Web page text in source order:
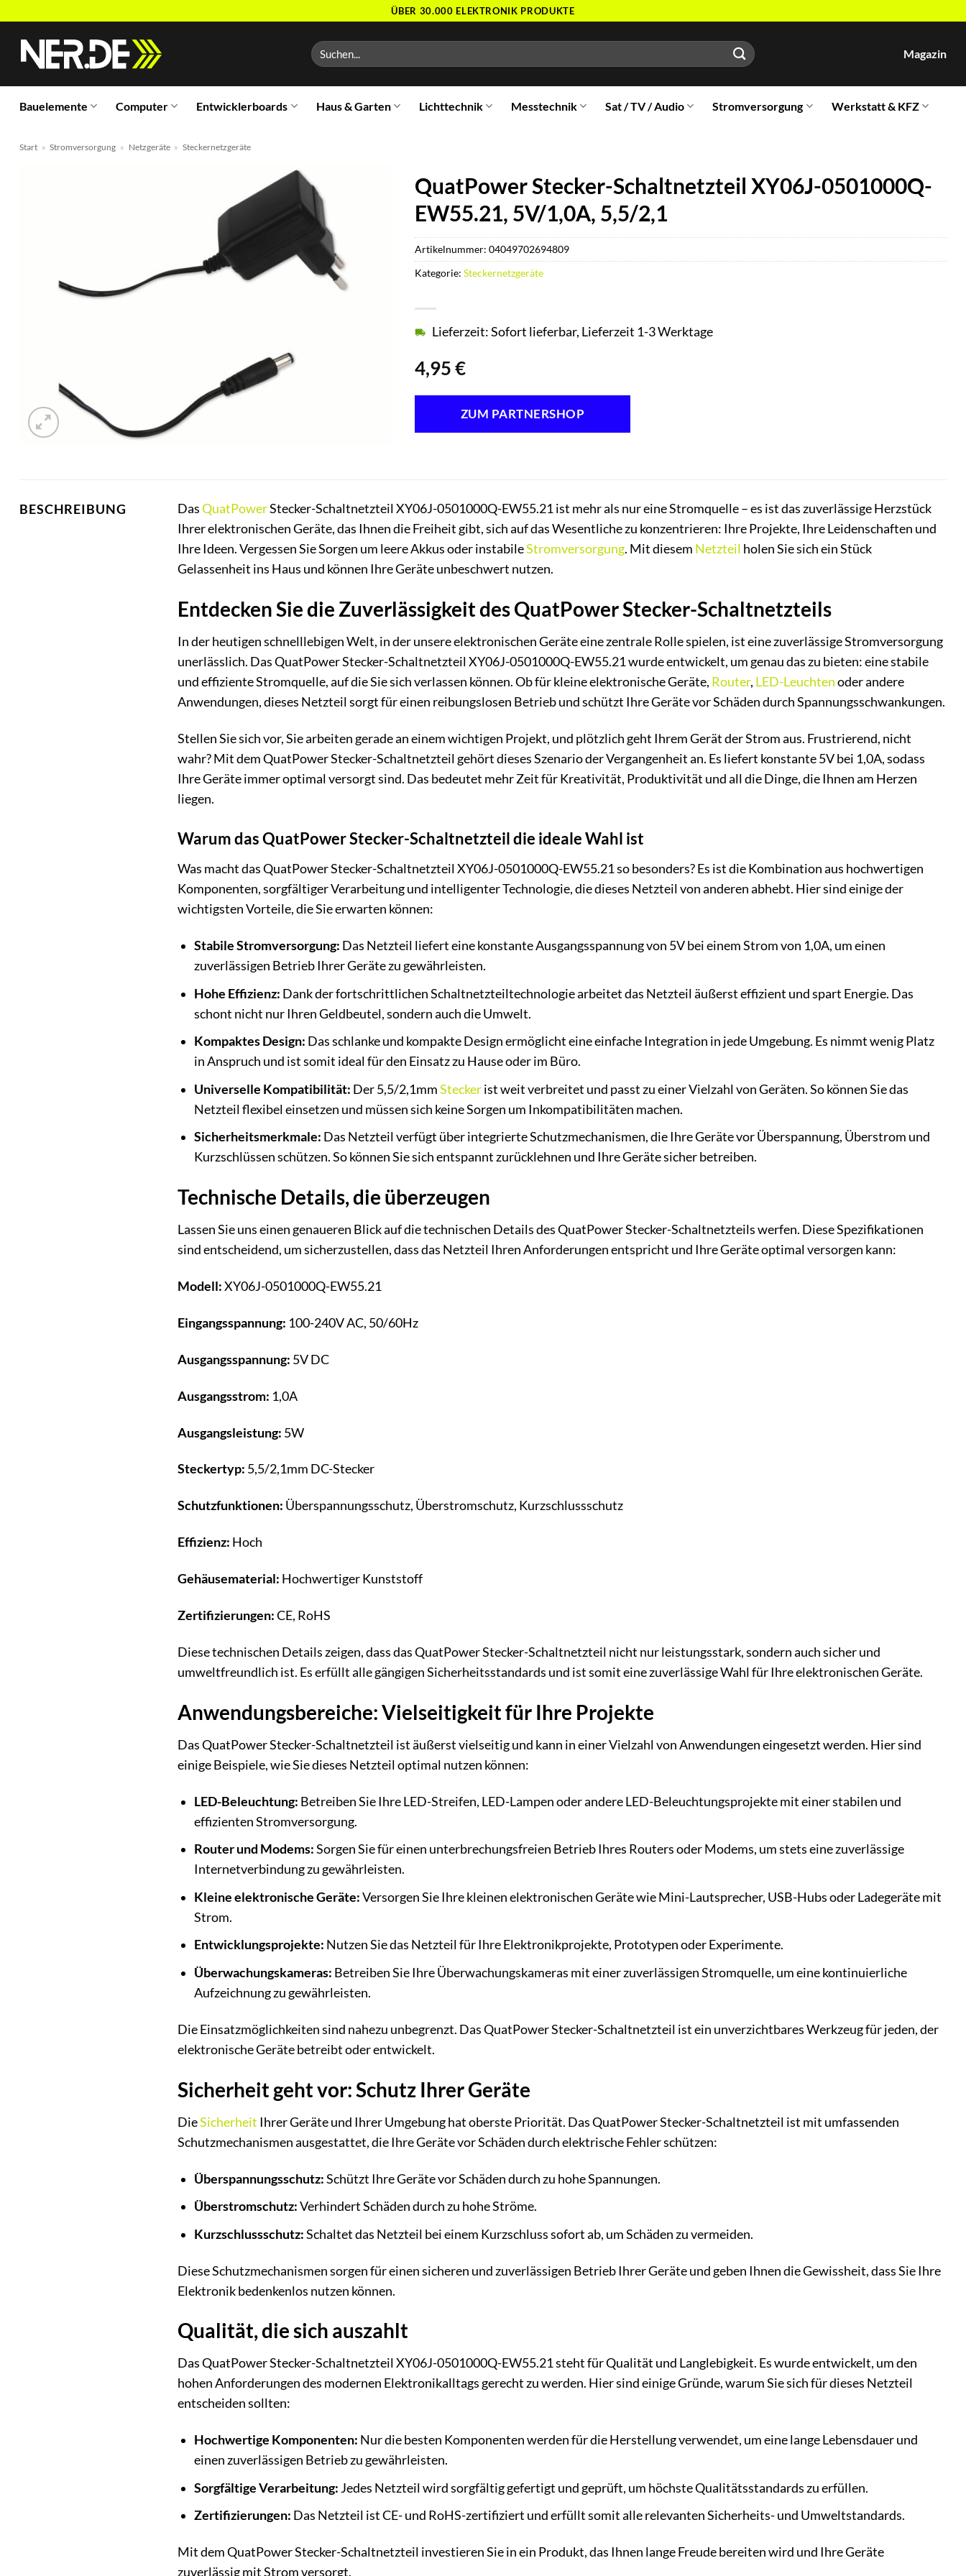
springen
ÜBER 30.000 ELEKTRONIK PRODUKTE
Suchen
nach:
Magazin
Bauelemente Computer Entwicklerboards Haus & Garten Lichttechnik Messtechnik Sat / TV / Audio Stromversorgung Werkstatt & KFZ
Start » Stromversorgung » Netzgeräte » Steckernetzgeräte
QuatPower Stecker-Schaltnetzteil XY06J-0501000Q-
EW55.21, 5V/1,0A, 5,5/2,1
4,95€
Lieferzeit: Sofort lieferbar, Lieferzeit 1-3 Werktage
ZUM PARTNERSHOP
Artikelnummer: 04049702694809
Kategorie: Steckernetzgeräte
BESCHREIBUNG DasQuatPowerStecker-Schaltnetzteil XY06J-0501000Q-EW55.21 ist mehr als nur eine Stromquelle – es ist das zuverlässige Herzstück
Ihrer elektronischen Geräte, das Ihnen die Freiheit gibt, sich auf das Wesentliche zu konzentrieren: Ihre Projekte, Ihre Leidenschaften und
Ihre Ideen. Vergessen Sie Sorgen um leere Akkus oder instabileStromversorgung. Mit diesem Netzteil holen Sie sich ein Stück
Gelassenheit ins Haus und können Ihre Geräte unbeschwert nutzen.
Entdecken Sie die Zuverlässigkeit des QuatPower Stecker-Schaltnetzteils
In der heutigen schnelllebigen Welt, in der unsere elektronischen Geräte eine zentrale Rolle spielen, ist eine zuverlässige Stromversorgung
unerlässlich. Das QuatPower Stecker-Schaltnetzteil XY06J-0501000Q-EW55.21 wurde entwickelt, um genau das zu bieten: eine stabile
und effiziente Stromquelle, auf die Sie sich verlassen können. Ob für kleine elektronische Geräte, Router, LED-Leuchtenoder andere
Anwendungen, dieses Netzteil sorgt für einen reibungslosen Betrieb und schützt Ihre Geräte vor Schäden durch Spannungsschwankungen.
Stellen Sie sich vor, Sie arbeiten gerade an einem wichtigen Projekt, und plötzlich geht Ihrem Gerät der Strom aus. Frustrierend, nicht
wahr? Mit dem QuatPower Stecker-Schaltnetzteil gehört dieses Szenario der Vergangenheit an. Es liefert konstante 5V bei 1,0A, sodass
Ihre Geräte immer optimal versorgt sind. Das bedeutet mehr Zeit für Kreativität, Produktivität und all die Dinge, die Ihnen am Herzen
liegen.
Warum das QuatPower Stecker-Schaltnetzteil die ideale Wahl ist
Was macht das QuatPower Stecker-Schaltnetzteil XY06J-0501000Q-EW55.21 so besonders? Es ist die Kombination aus hochwertigen
Komponenten, sorgfältiger Verarbeitung und intelligenter Technologie, die dieses Netzteil von anderen abhebt. Hier sind einige der
wichtigsten Vorteile, die Sie erwarten können:
Stabile Stromversorgung: Das Netzteil liefert eine konstante Ausgangsspannung von 5V bei einem Strom von 1,0A, um einen
zuverlässigen Betrieb Ihrer Geräte zu gewährleisten.
Hohe Effizienz: Dank der fortschrittlichen Schaltnetzteiltechnologie arbeitet das Netzteil äußerst effizient und spart Energie. Das
schont nicht nur Ihren Geldbeutel, sondern auch die Umwelt.
Kompaktes Design: Das schlanke und kompakte Design ermöglicht eine einfache Integration in jede Umgebung. Es nimmt wenig Platz
in Anspruch und ist somit ideal für den Einsatz zu Hause oder im Büro.
Universelle Kompatibilität: Der 5,5/2,1mmSteckerist weit verbreitet und passt zu einer Vielzahl von Geräten. So können Sie das
Netzteil flexibel einsetzen und müssen sich keine Sorgen um Inkompatibilitäten machen.
Sicherheitsmerkmale: Das Netzteil verfügt über integrierte Schutzmechanismen, die Ihre Geräte vor Überspannung, Überstrom und
Kurzschlüssen schützen. So können Sie sich entspannt zurücklehnen und Ihre Geräte sicher betreiben.
Technische Details, die überzeugen
Lassen Sie uns einen genaueren Blick auf die technischen Details des QuatPower Stecker-Schaltnetzteils werfen. Diese Spezifikationen
sind entscheidend, um sicherzustellen, dass das Netzteil Ihren Anforderungen entspricht und Ihre Geräte optimal versorgen kann:
Modell:XY06J-0501000Q-EW55.21
Eingangsspannung: 100-240V AC, 50/60Hz
Ausgangsspannung: 5V DC
Ausgangsstrom: 1,0A
Ausgangsleistung: 5W
Steckertyp: 5,5/2,1mm DC-Stecker
Schutzfunktionen: Überspannungsschutz, Überstromschutz, Kurzschlussschutz
Effizienz: Hoch
Gehäusematerial: Hochwertiger Kunststoff
Zertifizierungen:CE, RoHS
Diese technischen Details zeigen, dass das QuatPower Stecker-Schaltnetzteil nicht nur leistungsstark, sondern auch sicher und
umweltfreundlich ist. Es erfüllt alle gängigen Sicherheitsstandards und ist somit eine zuverlässige Wahl für Ihre elektronischen Geräte.
Anwendungsbereiche: Vielseitigkeit für Ihre Projekte
Das QuatPower Stecker-Schaltnetzteil ist äußerst vielseitig und kann in einer Vielzahl von Anwendungen eingesetzt werden. Hier sind
einige Beispiele, wie Sie dieses Netzteil optimal nutzen können:
LED-Beleuchtung: Betreiben Sie Ihre LED-Streifen, LED-Lampen oder andere LED-Beleuchtungsprojekte mit einer stabilen und
effizienten Stromversorgung.
Router und Modems:Sorgen Sie für einen unterbrechungsfreien Betrieb Ihres Routers oder Modems, um stets eine zuverlässige
Internetverbindung zu gewährleisten.
Kleine elektronische Geräte:Versorgen Sie Ihre kleinen elektronischen Geräte wie Mini-Lautsprecher, USB-Hubs oder Ladegeräte mit
Strom.
Entwicklungsprojekte: Nutzen Sie das Netzteil für Ihre Elektronikprojekte, Prototypen oder Experimente.
Überwachungskameras: Betreiben Sie Ihre Überwachungskameras mit einer zuverlässigen Stromquelle, um eine kontinuierliche
Aufzeichnung zu gewährleisten.
Die Einsatzmöglichkeiten sind nahezu unbegrenzt. Das QuatPower Stecker-Schaltnetzteil ist ein unverzichtbares Werkzeug für jeden, der
elektronische Geräte betreibt oder entwickelt.
Sicherheit geht vor: Schutz Ihrer Geräte
DieSicherheit Ihrer Geräte und Ihrer Umgebung hat oberste Priorität. Das QuatPower Stecker-Schaltnetzteil ist mit umfassenden
Schutzmechanismen ausgestattet, die Ihre Geräte vor Schäden durch elektrische Fehler schützen:
Überspannungsschutz:Schützt Ihre Geräte vor Schäden durch zu hohe Spannungen.
Überstromschutz:Verhindert Schäden durch zu hohe Ströme.
Kurzschlussschutz:Schaltet das Netzteil bei einem Kurzschluss sofort ab, um Schäden zu vermeiden.
Diese Schutzmechanismen sorgen für einen sicheren und zuverlässigen Betrieb Ihrer Geräte und geben Ihnen die Gewissheit, dass Sie Ihre
Elektronik bedenkenlos nutzen können.
Qualität, die sich auszahlt
Das QuatPower Stecker-Schaltnetzteil XY06J-0501000Q-EW55.21 steht für Qualität und Langlebigkeit. Es wurde entwickelt, um den
hohen Anforderungen des modernen Elektronikalltags gerecht zu werden. Hier sind einige Gründe, warum Sie sich für dieses Netzteil
entscheiden sollten:
Hochwertige Komponenten: Nur die besten Komponenten werden für die Herstellung verwendet, um eine lange Lebensdauer und
einen zuverlässigen Betrieb zu gewährleisten.
Sorgfältige Verarbeitung: Jedes Netzteil wird sorgfältig gefertigt und geprüft, um höchste Qualitätsstandards zu erfüllen.
Zertifizierungen: Das Netzteil ist CE- und RoHS-zertifiziert und erfüllt somit alle relevanten Sicherheits- und Umweltstandards.
Mit dem QuatPower Stecker-Schaltnetzteil investieren Sie in ein Produkt, das Ihnen lange Freude bereiten wird und Ihre Geräte
zuverlässig mit Strom versorgt.